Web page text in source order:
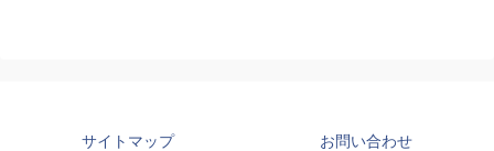
サイトマップ お問い合わせ